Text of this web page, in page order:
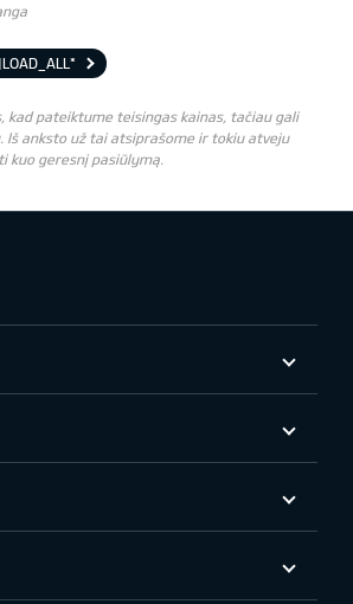
kad pateiktume teisingas kainas, tačiau gali
Iš anksto už tai atsiprašome ir tokiu atveju
kuo geresnį pasiūlymą.